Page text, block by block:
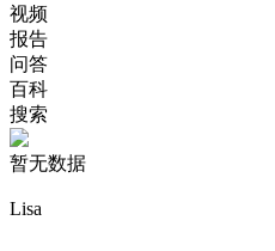
视频
报告
问答
百科
搜索
暂无数据
Lisa